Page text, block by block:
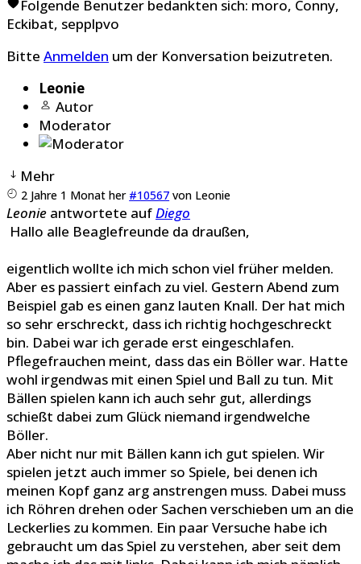
Folgende Benutzer bedankten sich: moro, Conny,
Eckibat, sepplpvo
Bitte Anmelden um der Konversation beizutreten.
Leonie
Autor
Moderator
Mehr
2 Jahre 1 Monat her #10567 von Leonie
Leonie antwortete aufDiego
Hallo alle Beaglefreunde da draußen,
eigentlich wollte ich mich schon viel früher melden.
Aber es passiert einfach zu viel. Gestern Abend zum
Beispiel gab es einen ganz lauten Knall. Der hat mich
so sehr erschreckt, dass ich richtig hochgeschreckt
bin. Dabei war ich gerade erst eingeschlafen.
Pflegefrauchen meint, dass das ein Böller war. Hatte
wohl irgendwas mit einen Spiel und Ball zu tun. Mit
Bällen spielen kann ich auch sehr gut, allerdings
schießt dabei zum Glück niemand irgendwelche
Böller.
Aber nicht nur mit Bällen kann ich gut spielen. Wir
spielen jetzt auch immer so Spiele, bei denen ich
meinen Kopf ganz arg anstrengen muss. Dabei muss
ich Röhren drehen oder Sachen verschieben um an die
Leckerlies zu kommen. Ein paar Versuche habe ich
gebraucht um das Spiel zu verstehen, aber seit dem